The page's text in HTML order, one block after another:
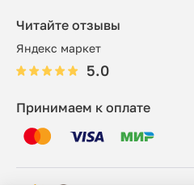
Читайте отзывы
Яндекс маркет
5.0
Принимаем к оплате